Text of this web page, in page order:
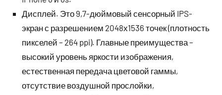
Дисплей. Это 9,7-дюймовый сенсорный IPS-
экран с разрешением 2048х1536 точек (плотность
пикселей – 264 ppi). Главные преимущества –
высокий уровень яркости изображения,
естественная передача цветовой гаммы,
отсутствие воздушной прослойки,